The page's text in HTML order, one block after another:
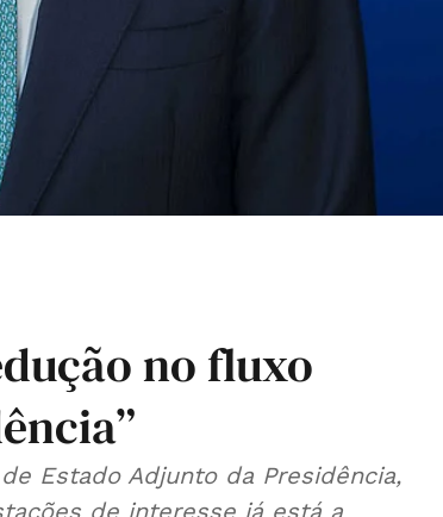
no fluxo
Estado Adjunto da Presidência,